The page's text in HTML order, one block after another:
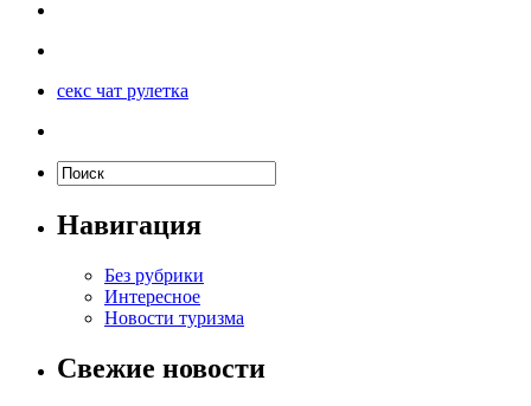
секс чат рулетка
Навигация
Без рубрики
Интересное
Новости туризма
Свежие новости